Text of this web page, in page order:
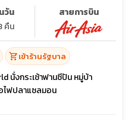
วัน
คืน
สายการบิน
shopping_cartเข้าร้านรัฐบาล
นั่งกระเช้าฟานซีปัน หมู่บ้า
ไฟปลาแซลมอน